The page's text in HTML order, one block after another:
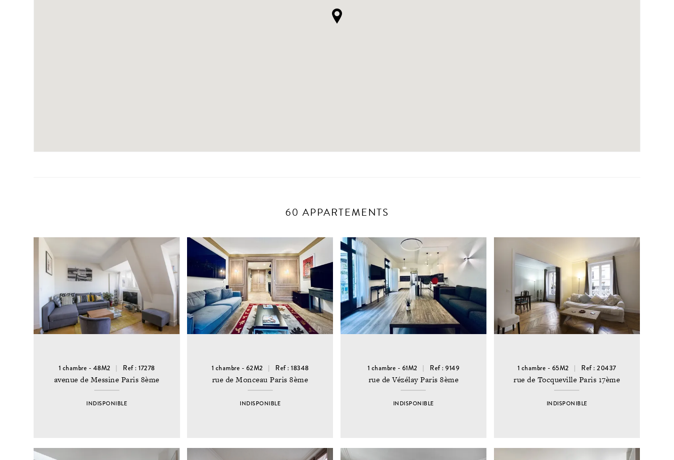
60 APPARTEMENTS
1 chambre - 48M2 Ref : 17278
avenue de Messine Paris 8ème
INDISPONIBLE
1 chambre - 62M2 Ref : 18348
rue de Monceau Paris 8ème
INDISPONIBLE
1 chambre - 61M2 Ref : 9149
rue de Vézélay Paris 8ème
INDISPONIBLE
1 chambre - 65M2 Ref : 20437
rue de Tocqueville Paris 17ème
INDISPONIBLE